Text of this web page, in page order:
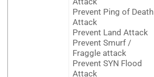
Prevent Ping of Death
Attack
Prevent Land Attack
Prevent Smurf /
Fraggle attack
Prevent SYN Flood
Attack